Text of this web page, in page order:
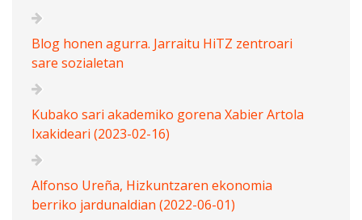
Blog honen agurra. Jarraitu HiTZ zentroari
sare sozialetan
Kubako sari akademiko gorena Xabier Artola
Ixakideari (2023-02-16)
Alfonso Ureña, Hizkuntzaren ekonomia
berriko jardunaldian (2022-06-01)